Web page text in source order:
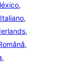
,
Italiano,
,
,
,